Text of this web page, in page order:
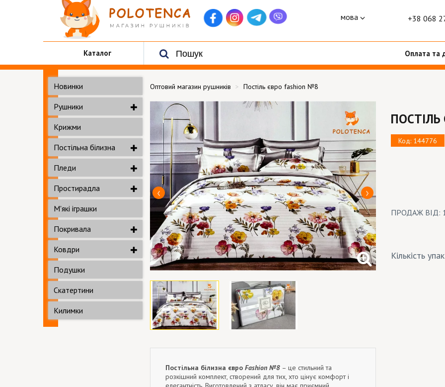
мова +38 068
Каталог Оплата та
Новинки
Рушники
Крижми
Постільна білизна
Пледи
Простирадла
М'які іграшки
Покривала
Ковдри
Подушки
Скатертини
Килимки
Оптовий магазин рушників Постіль євро fashion №8
Постільна білизна євро Fashion №8 – це стильний та
розкішний комплект, створений для тих, хто цінує комфорт і
ПОСТІЛЬ
Код: 144776
ПРОДАЖ ВІД:
Кількість